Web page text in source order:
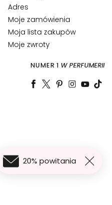
20% powitania
Adres
Moje zamówienia
Moja lista zakupów
Moje zwroty
NUMER 1 W PERFUMERII